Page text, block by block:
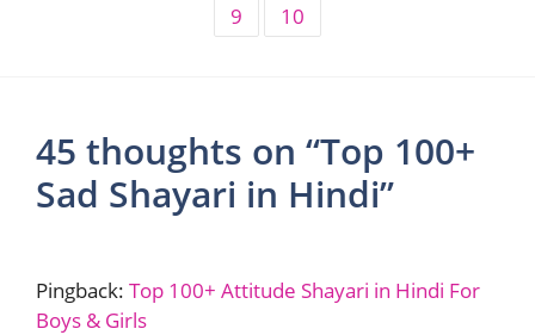
9
10
45 thoughts on “Top 100+
Sad Shayari in Hindi”
Pingback: Top 100+ Attitude Shayari in Hindi For
Boys & Girls